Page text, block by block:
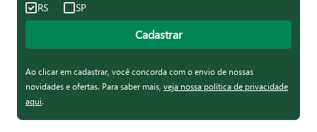
RS SP
Cadastrar
Ao clicar em cadastrar, você concorda com o envio de nossas
novidades e ofertas. Para saber mais, veja nossa política de privacidade
aqui.